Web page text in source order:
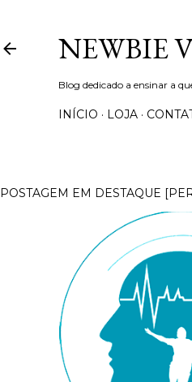
NEWBIE
Blog dedicado a ensinar a
INÍCIO LOJA
POSTAGEM EM DESTAQUE